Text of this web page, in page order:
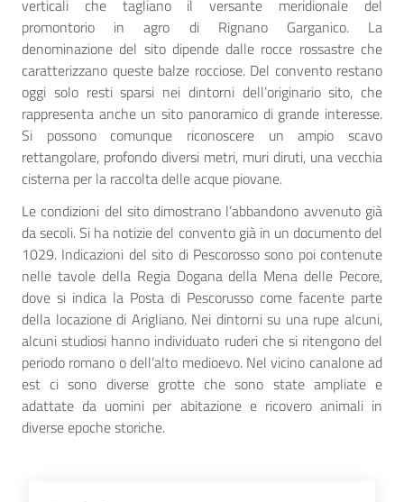
verticali che tagliano il versante meridionale del
promontorio in agro di Rignano Garganico. La
denominazione del sito dipende dalle rocce rossastre che
caratterizzano queste balze rocciose. Del convento restano
oggi solo resti sparsi nei dintorni dell’originario sito, che
rappresenta anche un sito panoramico di grande interesse.
Si possono comunque riconoscere un ampio scavo
rettangolare, profondo diversi metri, muri diruti, una vecchia
cisterna per la raccolta delle acque piovane.
Le condizioni del sito dimostrano l’abbandono avvenuto già
da secoli. Si ha notizie del convento già in un documento del
1029. Indicazioni del sito di Pescorosso sono poi contenute
nelle tavole della Regia Dogana della Mena delle Pecore,
dove si indica la Posta di Pescorusso come facente parte
della locazione di Arigliano. Nei dintorni su una rupe alcuni,
alcuni studiosi hanno individuato ruderi che si ritengono del
periodo romano o dell’alto medioevo. Nel vicino canalone ad
est ci sono diverse grotte che sono state ampliate e
adattate da uomini per abitazione e ricovero animali in
diverse epoche storiche.